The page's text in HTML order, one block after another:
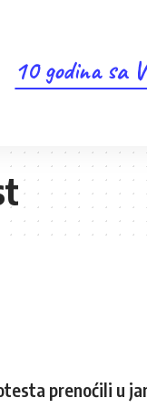
10 godina sa
prenoćili u